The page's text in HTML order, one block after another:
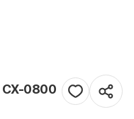
CX-0800